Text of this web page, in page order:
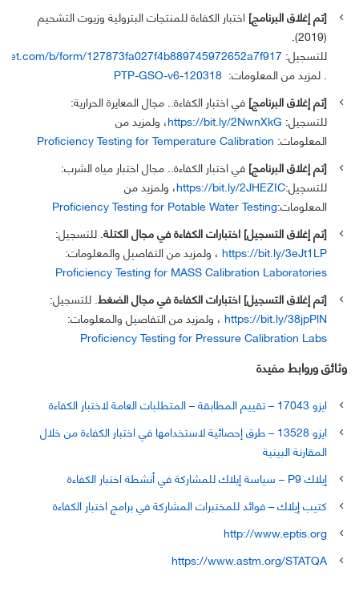
[تم إغلاق البرنامج] اختبار الكفاءة للمنتجات البترولية وزيوت التشحيم
(2019).
للتسجيل: b/form/127873fa027f4b889745972652a7f917
. لمزيد من المعلومات: PTP-GSO-v6-120318
[تم إغلاق البرنامج] في اختبار الكفاءة.. مجال المعايرة الحرارية:
للتسجيل: https://bit.ly/2NwnXkG، ولمزيد من
المعلومات: Proficiency Testing for Temperature Calibration
[تم إغلاق البرنامج] في اختبار الكفاءة.. مجال اختبار مياه الشرب:
للتسجيل:https://bit.ly/2JHEZIC، ولمزيد من
المعلومات:Proficiency Testing for Potable Water Testing
[تم إغلاق التسجيل] اختبارات الكفاءة في مجال الكتلة. للتسجيل:
https://bit.ly/3eJt1LP ، ولمزيد من التفاصيل والمعلومات:
Proficiency Testing for MASS Calibration Laboratories
[تم إغلاق التسجيل] اختبارات الكفاءة في مجال الضغط. للتسجيل:
https://bit.ly/38jpPlN ، ولمزيد من التفاصيل والمعلومات:
Proficiency Testing for Pressure Calibration Labs
وثائق وروابط مفيدة
ايزو 17043 – تقييم المطابقة – المتطلبات العامة لاختبار الكفاءة
ايزو 13528 – طرق إحصائية لاستخدامها في اختبار الكفاءة من خلال
المقارنة البينية
إيلاك P9 – سياسة إيلاك للمشاركة في أنشطة اختبار الكفاءة
كتيب إيلاك – فوائد للمختبرات المشاركة في برامج اختبار الكفاءة
http://www.eptis.org
https://www.astm.org/STATQA